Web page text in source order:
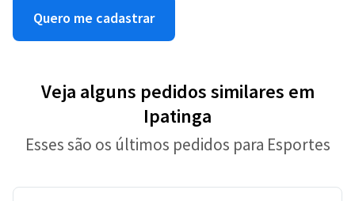
Quero me cadastrar
Veja alguns pedidos similares em
Ipatinga
Esses são os últimos pedidos para Esportes